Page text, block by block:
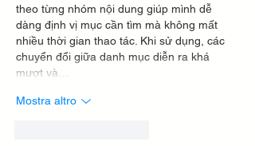
theo từng nhóm nội dung giúp mình dễ
dàng định vị mục cần tìm mà không mất
nhiều thời gian thao tác. Khi sử dụng, các
chuyển đổi giữa danh mục diễn ra khá
mượt và…
Mostra altro